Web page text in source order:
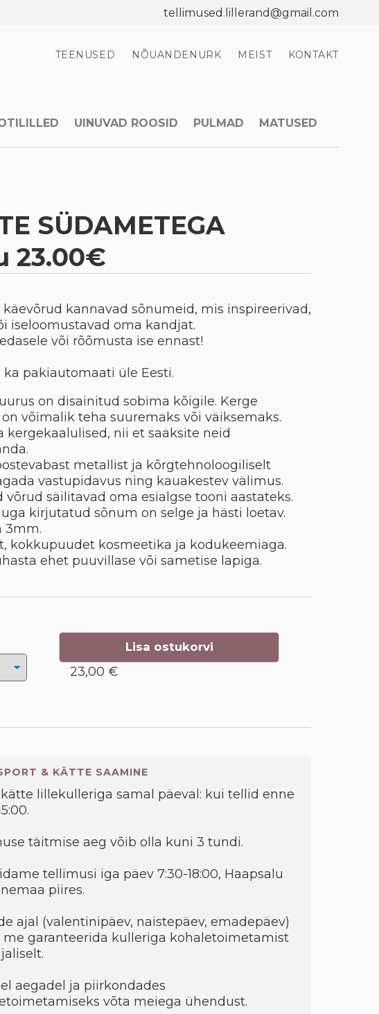
tellimused.lillerand@gmail.com
TEENUSED NÕUANDENURK MEIST KONTAKT
UINUVAD ROOSID PULMAD MATUSED
SÜDAMETEGA
23.00€
kannavad sõnumeid, mis inspireerivad,
iseloomustavad oma kandjat.
või rõõmusta ise ennast!
pakiautomaati üle Eesti.
on disainitud sobima kõigile. Kerge
võimalik teha suuremaks või väiksemaks.
kergekaalulised, nii et saaksite neid
metallist ja kõrgtehnoloogiliselt
vastupidavus ning kauakestev välimus.
võrud säilitavad oma esialgse tooni aastateks.
kirjutatud sõnum on selge ja hästi loetav.
3mm.
kokkupuudet kosmeetika ja kodukeemiaga.
ehet puuvillase või sametise lapiga.
Lisa ostukorvi
23,00 €
& KÄTTE SAAMINE
lillekulleriga samal päeval: kui tellid enne
täitmise aeg võib olla kuni 3 tundi.
tellimusi iga päev 7:30-18:00, Haapsalu
piires.
ajal (valentinipäev, naistepäev, emadepäev)
me garanteerida kulleriga kohaletoimetamist
aegadel ja piirkondades
võta meiega ühendust.